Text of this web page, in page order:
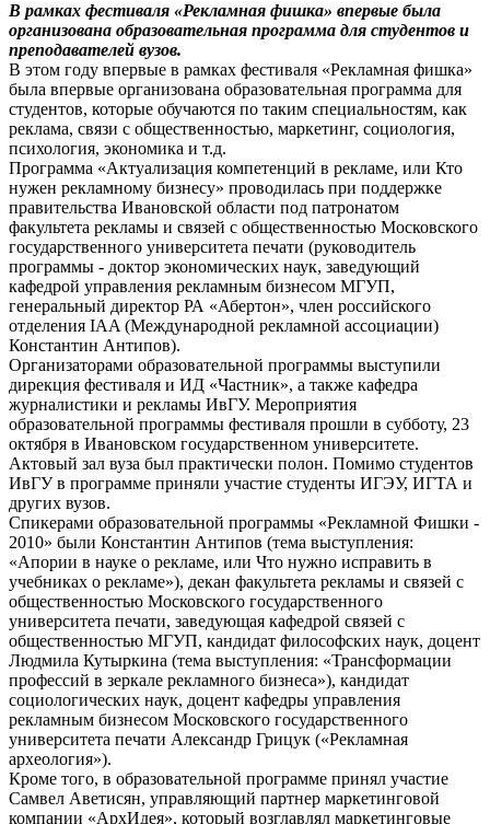
В рамках фестиваля «Рекламная фишка» впервые была
организована образовательная программа для студентов и
преподавателей вузов.
В этом году впервые в рамках фестиваля «Рекламная фишка»
была впервые организована образовательная программа для
студентов, которые обучаются по таким специальностям, как
реклама, связи с общественностью, маркетинг, социология,
психология, экономика и т.д.
Программа «Актуализация компетенций в рекламе, или Кто
нужен рекламному бизнесу» проводилась при поддержке
правительства Ивановской области под патронатом
факультета рекламы и связей с общественностью Московского
государственного университета печати (руководитель
программы - доктор экономических наук, заведующий
кафедрой управления рекламным бизнесом МГУП,
генеральный директор РА «Абертон», член российского
отделения IAA (Международной рекламной ассоциации)
Константин Антипов).
Организаторами образовательной программы выступили
дирекция фестиваля и ИД «Частник», а также кафедра
журналистики и рекламы ИвГУ. Мероприятия
образовательной программы фестиваля прошли в субботу, 23
октября в Ивановском государственном университете.
Актовый зал вуза был практически полон. Помимо студентов
ИвГУ в программе приняли участие студенты ИГЭУ, ИГТА и
других вузов.
Спикерами образовательной программы «Рекламной Фишки -
2010» были Константин Антипов (тема выступления:
«Апории в науке о рекламе, или Что нужно исправить в
учебниках о рекламе»), декан факультета рекламы и связей с
общественностью Московского государственного
университета печати, заведующая кафедрой связей с
общественностью МГУП, кандидат философских наук, доцент
Людмила Кутыркина (тема выступления: «Трансформации
профессий в зеркале рекламного бизнеса»), кандидат
социологических наук, доцент кафедры управления
рекламным бизнесом Московского государственного
университета печати Александр Грицук («Рекламная
археология»).
Кроме того, в образовательной программе принял участие
Самвел Аветисян, управляющий партнер маркетинговой
компании «АрхИдея», который возглавлял маркетинговые